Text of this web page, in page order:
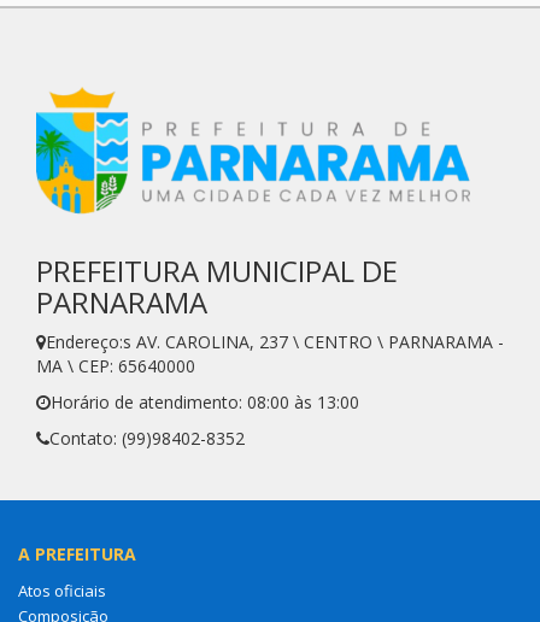
PREFEITURA MUNICIPAL DE
PARNARAMA
Endereço:s AV. CAROLINA, 237 \ CENTRO \ PARNARAMA -
MA \ CEP: 65640000
Horário de atendimento: 08:00 às 13:00
Contato: (99)98402-8352
A PREFEITURA
Atos oficiais
Composição